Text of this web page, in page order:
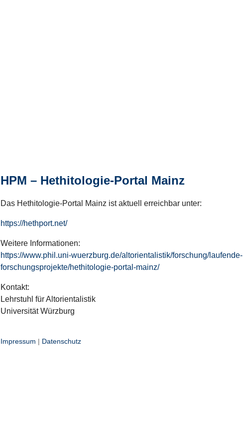
HPM – Hethitologie-Portal Mainz
Das Hethitologie-Portal Mainz ist aktuell erreichbar unter:
https://hethport.net/
Weitere Informationen:
https://www.phil.uni-wuerzburg.de/altorientalistik/forschung/laufende-
forschungsprojekte/hethitologie-portal-mainz/
Kontakt:
Lehrstuhl für Altorientalistik
Universität Würzburg
Impressum | Datenschutz